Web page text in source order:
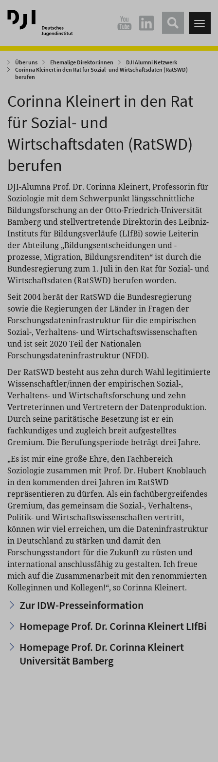
Direkt
zum
Hauptinhalt
Direkt
zum
Hauptmenü
Über uns Ehemalige Direktor:innen
DJI Alumni Netzwerk
Corinna Kleinert in den Rat für Sozial- und Wirtschaftsdaten (RatSWD)
berufen
Corinna Kleinert in den Rat
für Sozial- und
Wirtschaftsdaten (RatSWD)
berufen
DJI-Alumna Prof. Dr. Corinna Kleinert, Professorin für
Soziologie mit dem Schwerpunkt längsschnittliche
Bildungsforschung an der Otto-Friedrich-Universität
Bamberg und stellvertretende Direktorin des Leibniz-
Instituts für Bildungsverläufe (LIfBi) sowie Leiterin
der Abteilung „Bildungsentscheidungen und -
prozesse, Migration, Bildungsrenditen“ ist durch die
Bundesregierung zum 1. Juli in den Rat für Sozial- und
Wirtschaftsdaten (RatSWD) berufen worden.
Seit 2004 berät der RatSWD die Bundesregierung
sowie die Regierungen der Länder in Fragen der
Forschungsdateninfrastruktur für die empirischen
Sozial-, Verhaltens- und Wirtschaftswissenschaften
und ist seit 2020 Teil der Nationalen
Forschungsdateninfrastruktur (NFDI).
Der RatSWD besteht aus zehn durch Wahl legitimierte
Wissenschaftler/innen der empirischen Sozial-,
Verhaltens- und Wirtschaftsforschung und zehn
Vertreterinnen und Vertretern der Datenproduktion.
Durch seine paritätische Besetzung ist er ein
fachkundiges und zugleich breit aufgestelltes
Gremium. Die Berufungsperiode beträgt drei Jahre.
„Es ist mir eine große Ehre, den Fachbereich
Soziologie zusammen mit Prof. Dr. Hubert Knoblauch
in den kommenden drei Jahren im RatSWD
repräsentieren zu dürfen. Als ein fachübergreifendes
Gremium, das gemeinsam die Sozial-, Verhaltens-,
Politik- und Wirtschaftswissenschaften vertritt,
können wir viel erreichen, um die Dateninfrastruktur
in Deutschland zu stärken und damit den
Forschungsstandort für die Zukunft zu rüsten und
international anschlussfähig zu gestalten. Ich freue
mich auf die Zusammenarbeit mit den renommierten
Kolleginnen und Kollegen!“, so Corinna Kleinert.
Zur IDW-Presseinformation
Homepage Prof. Dr. Corinna Kleinert LIfBi
Homepage Prof. Dr. Corinna Kleinert
Universität Bamberg